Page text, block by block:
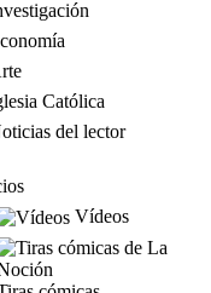
Católica
del lector
Vídeos